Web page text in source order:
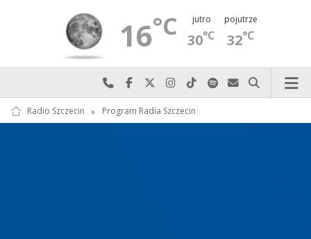
16°C jutro
30°C
pojutrze
32°C
Najlepiej po prostu do nas zadzwoń
Odwiedź nas na Facebook-u
Odwiedź nas na X
Odwiedź nas na Instagram-ie
Odwiedź nas na TikTok-u
Szukaj nas na Spotify
Wyślij do nas
Szukaj
Radio Szczecin » Program Radia Szczecin